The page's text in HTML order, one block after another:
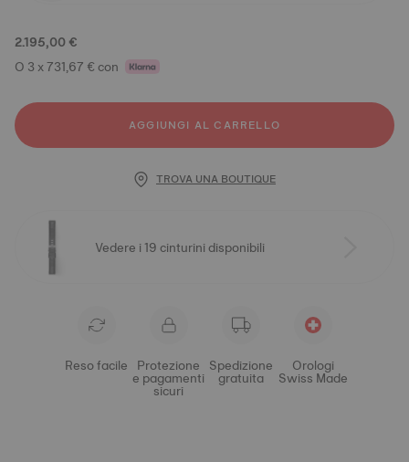
2.195,00 €
O 3 x 731,67 € con
AGGIUNGI AL CARRELLO
TROVA UNA BOUTIQUE
Vedere i 19 cinturini disponibili
Reso facile Protezione
e pagamenti
sicuri
Spedizione
gratuita
Orologi
Swiss Made